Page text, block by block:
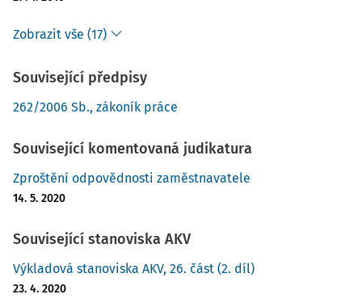
Zobrazit vše (17)
Související předpisy
262/2006 Sb., zákoník práce
Související komentovaná judikatura
Zproštění odpovědnosti zaměstnavatele
14. 5. 2020
Související stanoviska AKV
Výkladová stanoviska AKV, 26. část (2. díl)
23. 4. 2020